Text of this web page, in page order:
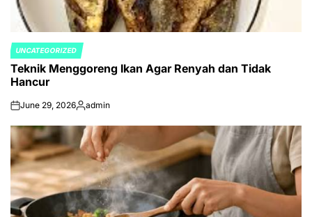
POSTED
IN
UNCATEGORIZED
Teknik Menggoreng Ikan Agar Renyah dan Tidak
Hancur
onJune 29, 2026Posted
admin